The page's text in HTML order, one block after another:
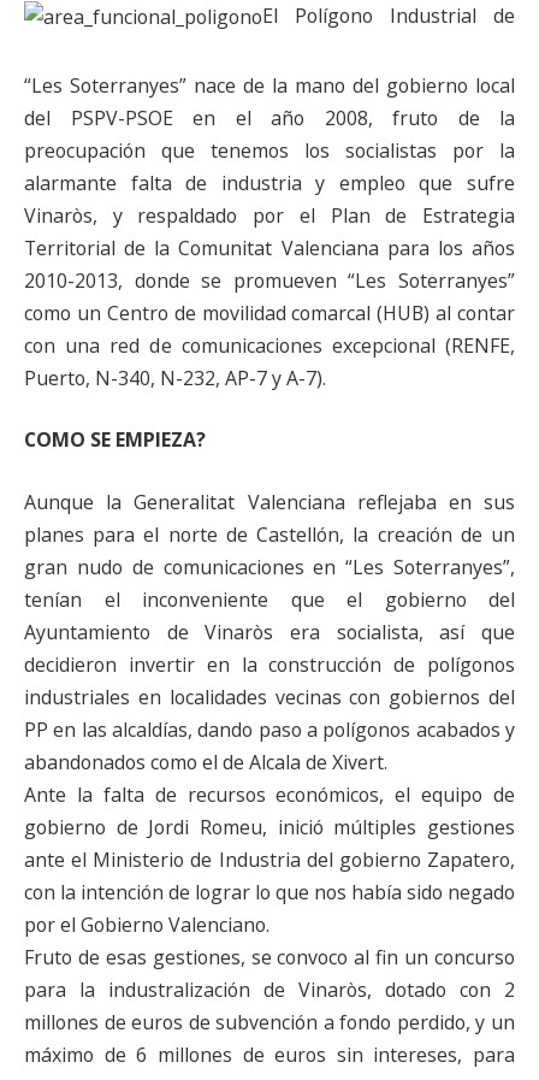
El Polígono Industrial de
“Les Soterranyes” nace de la mano del gobierno local
del PSPV-PSOE en el año 2008, fruto de la
preocupación que tenemos los socialistas por la
alarmante falta de industria y empleo que sufre
Vinaròs, y respaldado por el Plan de Estrategia
Territorial de la Comunitat Valenciana para los años
2010-2013, donde se promueven “Les Soterranyes”
como un Centro de movilidad comarcal (HUB) al contar
con una red de comunicaciones excepcional (RENFE,
Puerto, N-340, N-232, AP-7 y A-7).
COMO SE EMPIEZA?
Aunque la Generalitat Valenciana reflejaba en sus
planes para el norte de Castellón, la creación de un
gran nudo de comunicaciones en “Les Soterranyes”,
tenían el inconveniente que el gobierno del
Ayuntamiento de Vinaròs era socialista, así que
decidieron invertir en la construcción de polígonos
industriales en localidades vecinas con gobiernos del
PP en las alcaldías, dando paso a polígonos acabados y
abandonados como el de Alcala de Xivert.
Ante la falta de recursos económicos, el equipo de
gobierno de Jordi Romeu, inició múltiples gestiones
ante el Ministerio de Industria del gobierno Zapatero,
con la intención de lograr lo que nos había sido negado
por el Gobierno Valenciano.
Fruto de esas gestiones, se convoco al fin un concurso
para la industralización de Vinaròs, dotado con 2
millones de euros de subvención a fondo perdido, y un
máximo de 6 millones de euros sin intereses, para